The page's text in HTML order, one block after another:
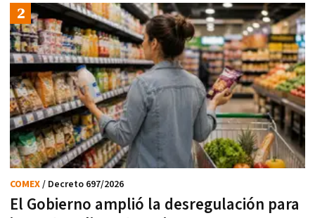
El Gobierno amplió la desregulación para
COMEX/ Decreto 697/2026